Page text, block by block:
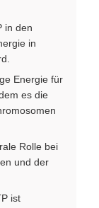
in den
in
Energie für
es die
Rolle bei
und der
ist